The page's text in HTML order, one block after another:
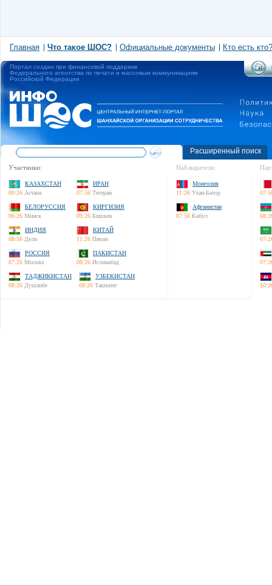
Главная Что такое ШОС? Официальные документы Кто есть кто?
Портал создан при финансовой поддержке
Федерального агентства по печати и массовым коммуникациям
Российской Федерации
Расширенный поиск
Участники:
КАЗАХСТАН
09:26 Астана
ИРАН
07:56 Тегеран
БЕЛОРУССИЯ
06:26 Минск
КИРГИЗИЯ
09:26 Бишкек
ИНДИЯ
08:56 Дели
КИТАЙ
11:26 Пекин
РОССИЯ
07:26 Москва
ПАКИСТАН
08:26 Исламабад
ТАДЖИКИСТАН
08:26 Душанбе
УЗБЕКИСТАН
08:26 Ташкент
Наблюдатели:
Монголия
11:26 Улан-Батор
Афганистан
07:56 Кабул